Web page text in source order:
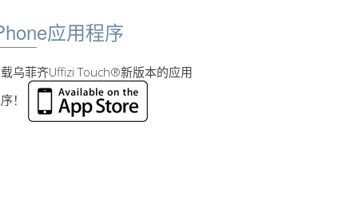
应用程序
乌菲齐Uffizi Touch®新版本的应用
！